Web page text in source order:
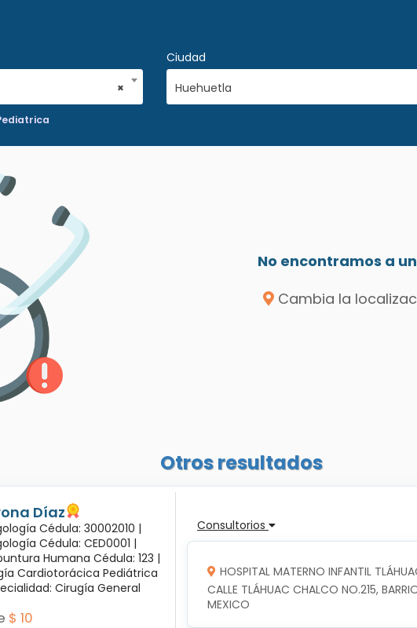
×
Ciudad
Huehuetla
No encontramos a
Cambia la
Otros resultados
Díaz
Cédula: 30002010 |
Cédula: CED0001 |
Humana Cédula: 123 |
Cardiotorácica Pediátrica
Cirugía General
$ 10
Consultorios
HOSPITAL MATERNO INFANTIL
CALLE TLÁHUAC CHALCO NO.215,
MEXICO